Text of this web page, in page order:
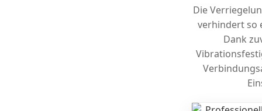
Die
verhindert so
Dank